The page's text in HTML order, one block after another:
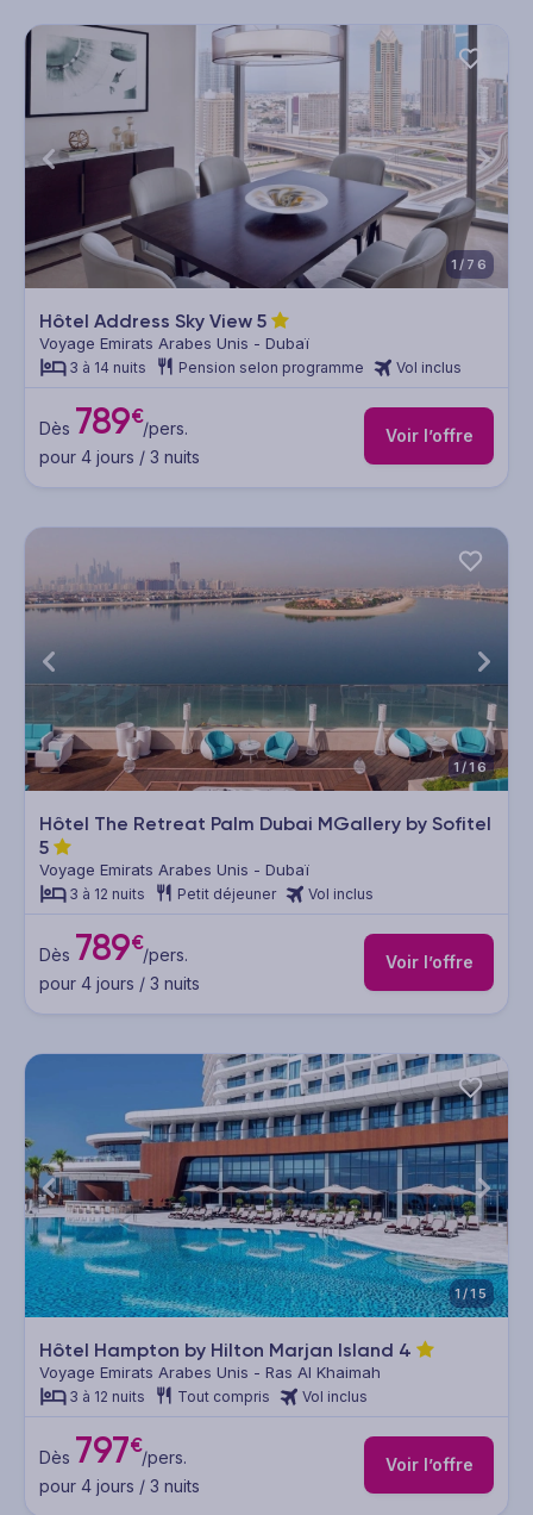
1/76
Hôtel Address Sky View 5
Voyage Emirats Arabes Unis - Dubaï
3 à 14 nuits Pension selon programme Vol inclus
Dès 789€/pers.
pour 4 jours / 3 nuits
Voir l’offre
1/16
Hôtel The Retreat Palm Dubai MGallery by Sofitel
5
Voyage Emirats Arabes Unis - Dubaï
3 à 12 nuits Petit déjeuner Vol inclus
Dès 789€/pers.
pour 4 jours / 3 nuits
Voir l’offre
1/15
Hôtel Hampton by Hilton Marjan Island 4
Voyage Emirats Arabes Unis - Ras Al Khaimah
3 à 12 nuits Tout compris Vol inclus
Dès 797€/pers.
pour 4 jours / 3 nuits
Voir l’offre